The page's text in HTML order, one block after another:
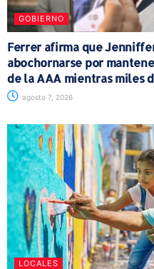
GOBIERNO
Ferrer afirma que
abochornarse por
de la AAA mientras miles
agosto 7, 2026
LOCALES